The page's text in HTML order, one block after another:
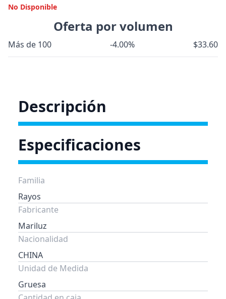
No Disponible
Oferta por volumen
Más de 100 -4.00% $33.60
Descripción
Especificaciones
Familia
Rayos
Fabricante
Mariluz
Nacionalidad
CHINA
Unidad de Medida
Gruesa